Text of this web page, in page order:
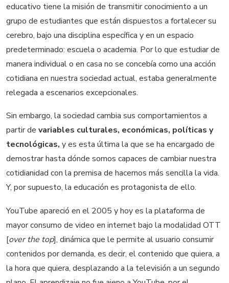
educativo tiene la misión de transmitir conocimiento a un
grupo de estudiantes que están dispuestos a fortalecer su
cerebro, bajo una disciplina específica y en un espacio
predeterminado: escuela o academia. Por lo que estudiar de
manera individual o en casa no se concebía como una acción
cotidiana en nuestra sociedad actual, estaba generalmente
relegada a escenarios excepcionales.
Sin embargo, la sociedad cambia sus comportamientos a
partir de variables culturales, económicas, políticas y
tecnológicas, y es esta última la que se ha encargado de
demostrar hasta dónde somos capaces de cambiar nuestra
cotidianidad con la premisa de hacernos más sencilla la vida.
Y, por supuesto, la educación es protagonista de ello.
YouTube apareció en el 2005 y hoy es la plataforma de
mayor consumo de video en internet bajo la modalidad OTT
[over the top], dinámica que le permite al usuario consumir
contenidos por demanda, es decir, el contenido que quiera, a
la hora que quiera, desplazando a la televisión a un segundo